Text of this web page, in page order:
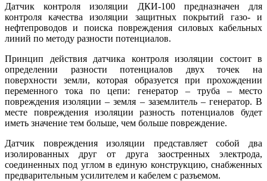
Датчик контроля изоляции ДКИ-100 предназначен для
контроля качества изоляции защитных покрытий газо- и
нефтепроводов и поиска повреждения силовых кабельных
линий по методу разности потенциалов.
Принцип действия датчика контроля изоляции состоит в
определении разности потенциалов двух точек на
поверхности земли, которая образуется при прохождении
переменного тока по цепи: генератор – труба – место
повреждения изоляции – земля – заземлитель – генератор. В
месте повреждения изоляции разность потенциалов будет
иметь значение тем больше, чем больше повреждение.
Датчик повреждения изоляции представляет собой два
изолированных друг от друга заостренных электрода,
соединенных под углом в единую конструкцию, снабженных
предварительным усилителем и кабелем с разъемом.